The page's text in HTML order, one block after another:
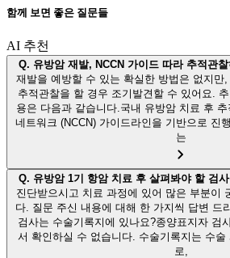
함께 보면 좋은 질문들
AI 추천
Q. 유방암 재발, NCCN 가이드 따라 추적관
재발을 예방할 수 있는 확실한 방법은 없지만
추적관찰을 할 경우 조기발견할 수 있어요.
용은 다음과 같습니다.국내 유방암 치료 후
네트워크 (NCCN) 가이드라인을 기반으로 진
는
Q. 유방암 1기 항암 치료 후 살펴봐야 할 검
진단받으시고 치료 과정에 있어 많은 부분이
다. 질문 주신 내용에 대해 한 가지씩 답변 드
검사는 수술기록지에 있나요?종양표지자 검
서 확인하실 수 없습니다. 수술기록지는 수술
로,